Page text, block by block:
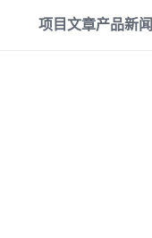
项目文章产品新闻